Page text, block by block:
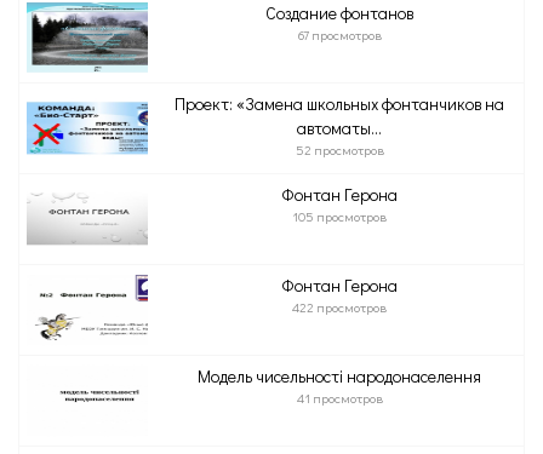
Создание фонтанов
67 просмотров
Проект: «Замена школьных фонтанчиков на
автоматы...
52 просмотров
Фонтан Герона
105 просмотров
Фонтан Герона
422 просмотров
Модель чисельності народонаселення
41 просмотров